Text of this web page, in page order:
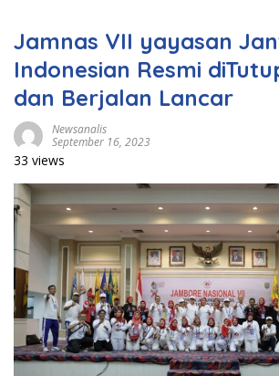
Jamnas VII yayasan
Indonesian Resmi
dan Berjalan Lancar
Newsanalis
September 16, 2023
33 views